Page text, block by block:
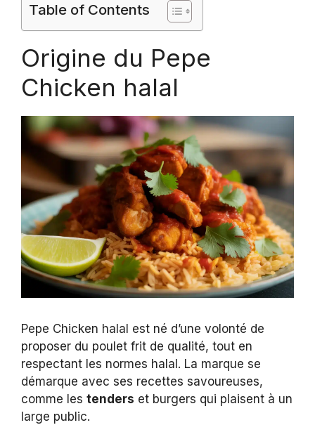
Table of Contents
Origine du Pepe
Chicken halal
Pepe Chicken halal est né d’une volonté de
proposer du poulet frit de qualité, tout en
respectant les normes halal. La marque se
démarque avec ses recettes savoureuses,
comme les tenders et burgers qui plaisent à un
large public.